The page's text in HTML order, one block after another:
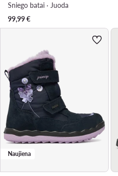
Sniego batai · Juoda
99,99€
Naujiena